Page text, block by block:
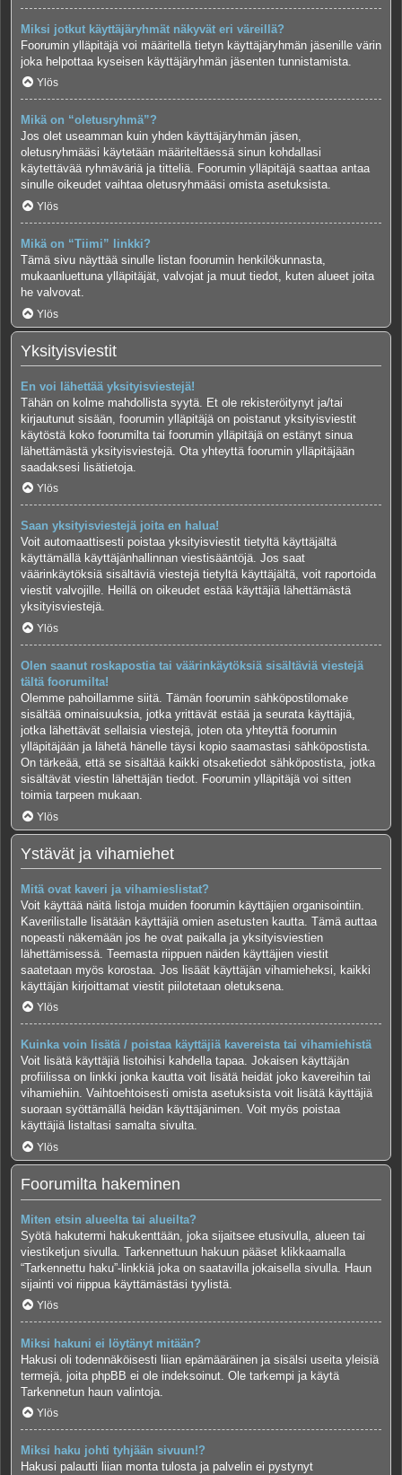
Miksi jotkut käyttäjäryhmät näkyvät eri väreillä?
Foorumin ylläpitäjä voi määritellä tietyn käyttäjäryhmän jäsenille värin
joka helpottaa kyseisen käyttäjäryhmän jäsenten tunnistamista.
Ylös
Mikä on “oletusryhmä”?
Jos olet useamman kuin yhden käyttäjäryhmän jäsen,
oletusryhmääsi käytetään määriteltäessä sinun kohdallasi
käytettävää ryhmäväriä ja titteliä. Foorumin ylläpitäjä saattaa antaa
sinulle oikeudet vaihtaa oletusryhmääsi omista asetuksista.
Ylös
Mikä on “Tiimi” linkki?
Tämä sivu näyttää sinulle listan foorumin henkilökunnasta,
mukaanluettuna ylläpitäjät, valvojat ja muut tiedot, kuten alueet joita
he valvovat.
Ylös
Yksityisviestit
En voi lähettää yksityisviestejä!
Tähän on kolme mahdollista syytä. Et ole rekisteröitynyt ja/tai
kirjautunut sisään, foorumin ylläpitäjä on poistanut yksityisviestit
käytöstä koko foorumilta tai foorumin ylläpitäjä on estänyt sinua
lähettämästä yksityisviestejä. Ota yhteyttä foorumin ylläpitäjään
saadaksesi lisätietoja.
Ylös
Saan yksityisviestejä joita en halua!
Voit automaattisesti poistaa yksityisviestit tietyltä käyttäjältä
käyttämällä käyttäjänhallinnan viestisääntöjä. Jos saat
väärinkäytöksiä sisältäviä viestejä tietyltä käyttäjältä, voit raportoida
viestit valvojille. Heillä on oikeudet estää käyttäjiä lähettämästä
yksityisviestejä.
Ylös
Olen saanut roskapostia tai väärinkäytöksiä sisältäviä viestejä
tältä foorumilta!
Olemme pahoillamme siitä. Tämän foorumin sähköpostilomake
sisältää ominaisuuksia, jotka yrittävät estää ja seurata käyttäjiä,
jotka lähettävät sellaisia viestejä, joten ota yhteyttä foorumin
ylläpitäjään ja lähetä hänelle täysi kopio saamastasi sähköpostista.
On tärkeää, että se sisältää kaikki otsaketiedot sähköpostista, jotka
sisältävät viestin lähettäjän tiedot. Foorumin ylläpitäjä voi sitten
toimia tarpeen mukaan.
Ylös
Ystävät ja vihamiehet
Mitä ovat kaveri ja vihamieslistat?
Voit käyttää näitä listoja muiden foorumin käyttäjien organisointiin.
Kaverilistalle lisätään käyttäjiä omien asetusten kautta. Tämä auttaa
nopeasti näkemään jos he ovat paikalla ja yksityisviestien
lähettämisessä. Teemasta riippuen näiden käyttäjien viestit
saatetaan myös korostaa. Jos lisäät käyttäjän vihamieheksi, kaikki
käyttäjän kirjoittamat viestit piilotetaan oletuksena.
Ylös
Kuinka voin lisätä / poistaa käyttäjiä kavereista tai vihamiehistä
Voit lisätä käyttäjiä listoihisi kahdella tapaa. Jokaisen käyttäjän
profiilissa on linkki jonka kautta voit lisätä heidät joko kavereihin tai
vihamiehiin. Vaihtoehtoisesti omista asetuksista voit lisätä käyttäjiä
suoraan syöttämällä heidän käyttäjänimen. Voit myös poistaa
käyttäjiä listaltasi samalta sivulta.
Ylös
Foorumilta hakeminen
Miten etsin alueelta tai alueilta?
Syötä hakutermi hakukenttään, joka sijaitsee etusivulla, alueen tai
viestiketjun sivulla. Tarkennettuun hakuun pääset klikkaamalla
“Tarkennettu haku”-linkkiä joka on saatavilla jokaisella sivulla. Haun
sijainti voi riippua käyttämästäsi tyylistä.
Ylös
Miksi hakuni ei löytänyt mitään?
Hakusi oli todennäköisesti liian epämääräinen ja sisälsi useita yleisiä
termejä, joita phpBB ei ole indeksoinut. Ole tarkempi ja käytä
Tarkennetun haun valintoja.
Ylös
Miksi haku johti tyhjään sivuun!?
Hakusi palautti liian monta tulosta ja palvelin ei pystynyt